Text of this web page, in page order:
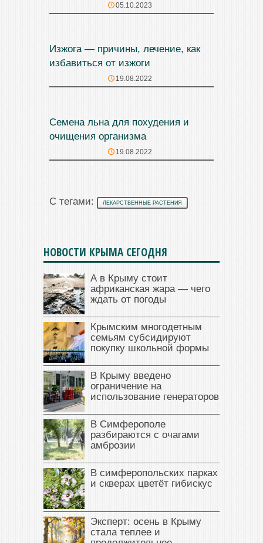
05.10.2023
Изжога — причины, лечение, как
избавиться от изжоги
19.08.2022
Семена льна для похудения и
очищения организма
19.08.2022
С тегами: ЛЕКАРСТВЕННЫЕ РАСТЕНИЯ
НОВОСТИ КРЫМА СЕГОДНЯ
А в Крыму стоит
африканская жара — чего
ждать от погоды
Крымским многодетным
семьям субсидируют
покупку школьной формы
В Крыму введено
ограничение на
использование генераторов
В Симферополе
разбираются с очагами
амброзии
В симферопольских парках
и скверах цветёт гибискус
Эксперт: осень в Крыму
стала теплее и